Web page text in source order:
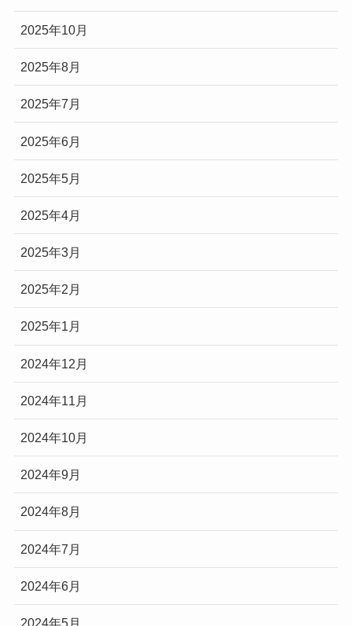
2025年10月
2025年8月
2025年7月
2025年6月
2025年5月
2025年4月
2025年3月
2025年2月
2025年1月
2024年12月
2024年11月
2024年10月
2024年9月
2024年8月
2024年7月
2024年6月
2024年5月